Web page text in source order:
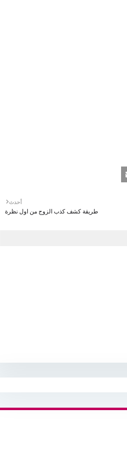
أحدث
طريقة كشف كذب الزوج من اول نظرة